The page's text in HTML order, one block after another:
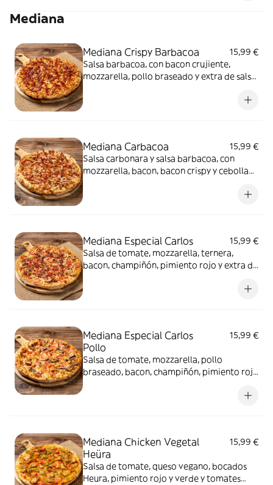
Mediana
Mediana Crispy Barbacoa
15,99 €
Salsa barbacoa, con bacon crujiente,
mozzarella, pollo braseado y extra de salsa
Mediana Carbacoa
15,99 €
Salsa carbonara y salsa barbacoa, con
mozzarella, bacon, bacon crispy y cebolla
Mediana Especial Carlos
15,99 €
Salsa de tomate, mozzarella, ternera,
bacon, champiñón, pimiento rojo y extra de
Mediana Especial Carlos
Pollo
15,99 €
Salsa de tomate, mozzarella, pollo
braseado, bacon, champiñón, pimiento rojo
Mediana Chicken Vegetal
Heüra
15,99 €
Salsa de tomate, queso vegano, bocados
Heura, pimiento rojo y verde y tomates